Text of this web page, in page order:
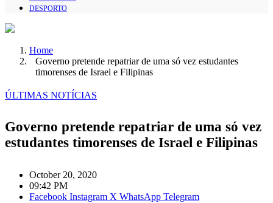
DESPORTO
Home
Governo pretende repatriar de uma só vez estudantes
timorenses de Israel e Filipinas
ÚLTIMAS NOTÍCIAS
Governo pretende repatriar de uma só vez
estudantes timorenses de Israel e Filipinas
October 20, 2020
09:42 PM
Facebook Instagram X WhatsApp Telegram